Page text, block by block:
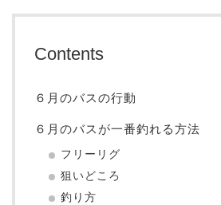
Contents
６月のバスの行動
６月のバスが一番釣れる方法
フリーリグ
狙いどころ
釣り方